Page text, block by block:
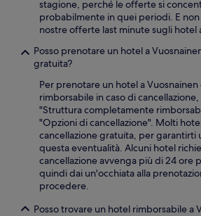
stagione, perché le offerte si
probabilmente in quei periodi. E
nostre offerte last minute sugli hotel
Posso prenotare un hotel a
gratuita?
Per prenotare un hotel a
rimborsabile in caso di
"Struttura completamente
"Opzioni di cancellazione". Molti
cancellazione gratuita, per garantirti
questa eventualità. Alcuni hotel
cancellazione avvenga più di 24 ore
quindi dai un'occhiata alla
procedere.
Posso trovare un hotel rimborsabile a